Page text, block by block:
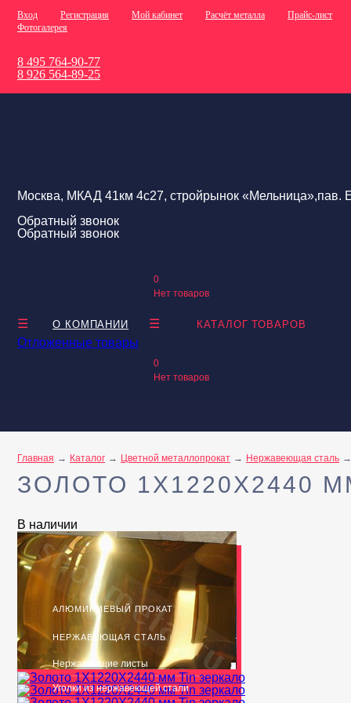
Вход Регистрация Мой кабинет Расчёт металла
Прайс-лист
Фотогалерея
8 495 764-90-77
8 926 564-89-25
Москва, МКАД 41км 4с27, стройрынок «Мельница»,пав.
Обратный звонок
Обратный звонок
0
Нет товаров
О КОМПАНИИ КАТАЛОГ ТОВАРОВ
Отложенные товары
0
Нет товаров
Главная Каталог Цветной металлопрокат Нержавеющая сталь
ЗОЛОТО 1Х1220Х2440
Металлопрокат, изделия
АЛЮМИНИЕВЫЙ ПРОКАТ
НЕРЖАВЕЮЩАЯ СТАЛЬ
Нержавеющие листы
Уголки из нержавеющей стали
В наличии